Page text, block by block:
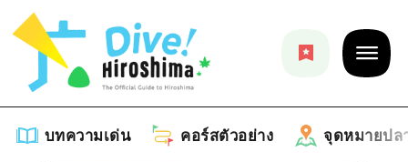
บทความเด่น คอร์สตัวอย่าง จุดหมายปล